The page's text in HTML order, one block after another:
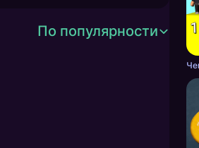
По популярности